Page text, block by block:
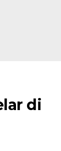
di